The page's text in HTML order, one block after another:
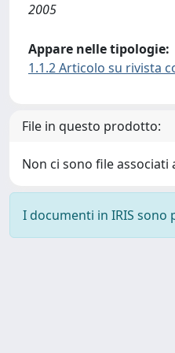
2005
Appare nelle tipologie:
1.1.2 Articolo su rivista
File in questo prodotto:
Non ci sono file
I documenti in IRIS